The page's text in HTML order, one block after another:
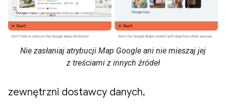
Nie zasłaniaj atrybucji Map Google ani nie mieszaj jej
z treściami z innych źródeł
zewnętrzni dostawcy danych,